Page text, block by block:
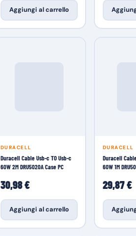
Aggiungi al carrello
DURACELL
Duracell Cable Usb-c TO Usb-c
60W 2M DRU5020A Case PC
30,98 €
Aggiungi al carrello
DURACELL
Duracell
60W 1M
29,87 €